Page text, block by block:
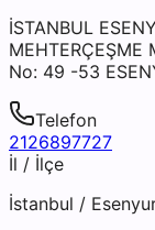
İSTANBUL
MEHTERÇEŞME
No: 49 -53
Telefon
2126897727
İl / İlçe
İstanbul /